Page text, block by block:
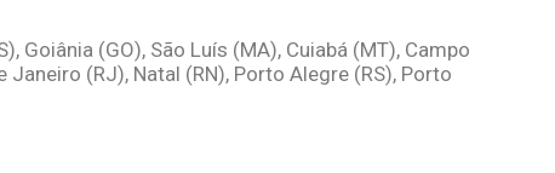
Goiânia (GO), São Luís (MA), Cuiabá (MT), Campo
Janeiro (RJ), Natal (RN), Porto Alegre (RS), Porto